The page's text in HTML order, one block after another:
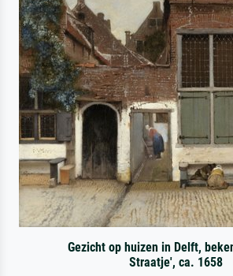
Gezicht op huizen in Delft,
Straatje', ca. 1658